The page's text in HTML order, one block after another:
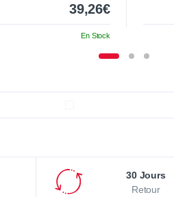
39,26€
En Stock
30 Jours
Retour